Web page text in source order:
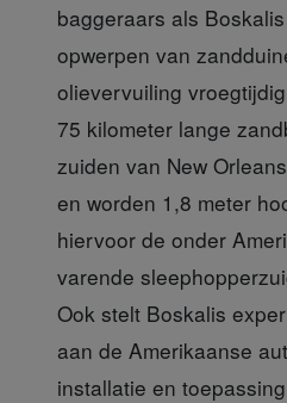
baggeraars als
opwerpen van
olievervuiling
75 kilometer lange
zuiden van New
en worden 1,8 meter
hiervoor de onder
varende
Ook stelt Boskalis
aan de Amerikaanse
installatie en